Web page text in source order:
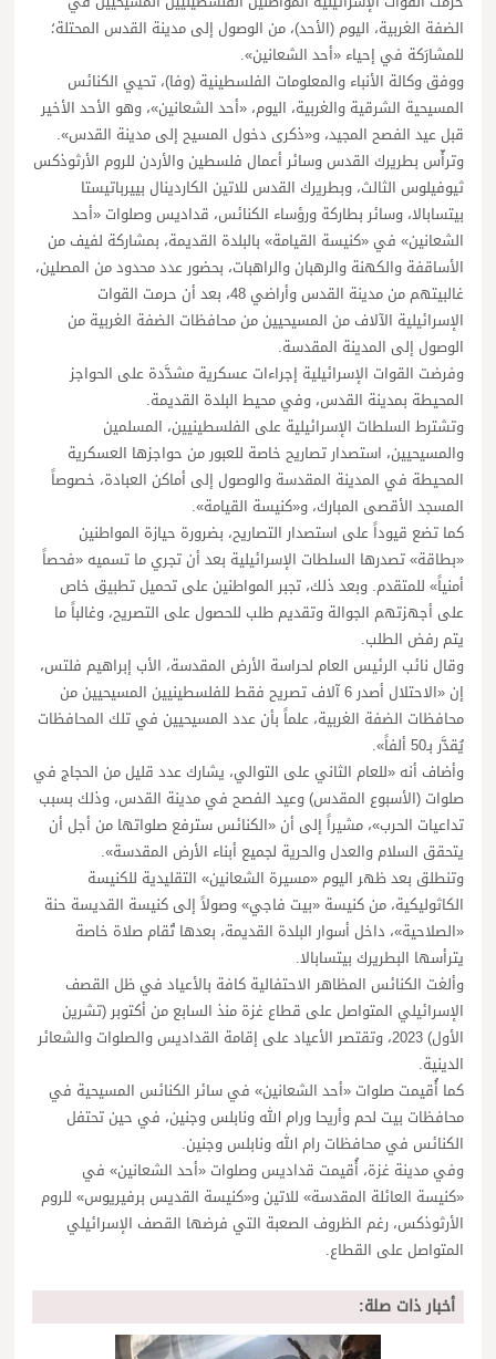
الضفة الغربية، اليوم (الأحد)، من الوصول إلى مدينة القدس المحتلة؛
للمشارَكة في إحياء «أحد الشعانين».
ووفق وكالة الأنباء والمعلومات الفلسطينية (وفا)، تحيي الكنائس
المسيحية الشرقية والغربية، اليوم، «أحد الشعانين»، وهو الأحد الأخير
قبل عيد الفصح المجيد، و«ذكرى دخول المسيح إلى مدينة القدس».
وترأّس بطريرك القدس وسائر أعمال فلسطين والأردن للروم الأرثوذكس
ثيوفيلوس الثالث، وبطريرك القدس للاتين الكاردينال بييرباتيستا
بيتسابالا، وسائر بطاركة ورؤساء الكنائس، قداديس وصلوات «أحد
الشعانين» في «كنيسة القيامة» بالبلدة القديمة، بمشاركة لفيف من
الأساقفة والكهنة والرهبان والراهبات، بحضور عدد محدود من المصلين،
غالبيتهم من مدينة القدس وأراضي 48، بعد أن حرمت القوات
الإسرائيلية الآلاف من المسيحيين من محافظات الضفة الغربية من
الوصول إلى المدينة المقدسة.
وفرضت القوات الإسرائيلية إجراءات عسكرية مشدَّدة على الحواجز
المحيطة بمدينة القدس، وفي محيط البلدة القديمة.
وتشترط السلطات الإسرائيلية على الفلسطينيين، المسلمين
والمسيحيين، استصدار تصاريح خاصة للعبور من حواجزها العسكرية
المحيطة في المدينة المقدسة والوصول إلى أماكن العبادة، خصوصاً
المسجد الأقصى المبارك، و«كنيسة القيامة».
كما تضع قيوداً على استصدار التصاريح، بضرورة حيازة المواطنين
«بطاقة» تصدرها السلطات الإسرائيلية بعد أن تجري ما تسميه «فحصاً
أمنياً» للمتقدم. وبعد ذلك، تجبر المواطنين على تحميل تطبيق خاص
على أجهزتهم الجوالة وتقديم طلب للحصول على التصريح، وغالباً ما
يتم رفض الطلب.
وقال نائب الرئيس العام لحراسة الأرض المقدسة، الأب إبراهيم فلتس،
إن «الاحتلال أصدر 6 آلاف تصريح فقط للفلسطينيين المسيحيين من
محافظات الضفة الغربية، علماً بأن عدد المسيحيين في تلك المحافظات
يُقدَّر بـ50 ألفاً».
وأضاف أنه «للعام الثاني على التوالي، يشارك عدد قليل من الحجاج في
صلوات (الأسبوع المقدس) وعيد الفصح في مدينة القدس، وذلك بسبب
تداعيات الحرب»، مشيراً إلى أن «الكنائس سترفع صلواتها من أجل أن
يتحقق السلام والعدل والحرية لجميع أبناء الأرض المقدسة».
وتنطلق بعد ظهر اليوم «مسيرة الشعانين» التقليدية للكنيسة
الكاثوليكية، من كنيسة «بيت فاجي» وصولاً إلى كنيسة القديسة حنة
«الصلاحية»، داخل أسوار البلدة القديمة، بعدها تُقام صلاة خاصة
يترأسها البطريرك بيتسابالا.
وألغت الكنائس المظاهر الاحتفالية كافة بالأعياد في ظل القصف
الإسرائيلي المتواصل على قطاع غزة منذ السابع من أكتوبر (تشرين
الأول) 2023، وتقتصر الأعياد على إقامة القداديس والصلوات والشعائر
الدينية.
كما أُقيمت صلوات «أحد الشعانين» في سائر الكنائس المسيحية في
محافظات بيت لحم وأريحا ورام الله ونابلس وجنين، في حين تحتفل
الكنائس في محافظات رام الله ونابلس وجنين.
وفي مدينة غزة، أُقيمت قداديس وصلوات «أحد الشعانين» في
«كنيسة العائلة المقدسة» للاتين و«كنيسة القديس برفيريوس» للروم
الأرثوذكس، رغم الظروف الصعبة التي فرضها القصف الإسرائيلي
المتواصل على القطاع.
أخبار ذات صلة: